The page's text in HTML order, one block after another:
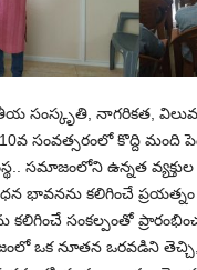
సంస్కృతి, నాగరికత,
సంవత్సరంలో కొద్ది మంది
సమాజంలోని ఉన్నత
భావనను కలిగించే
సంకల్పంతో
ఒక నూతన ఒరవడిని